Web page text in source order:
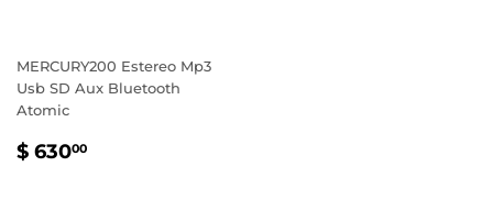
MERCURY200 Estereo Mp3
Usb SD Aux Bluetooth
Atomic
PRECIO
$ 63000